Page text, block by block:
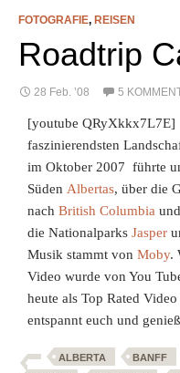
FOTOGRAFIE, REISEN
Roadtrip
28 Feb. ’08 5
[youtube
faszinierendsten
im Oktober 2007 führte
Süden Albertas, über die
nachBritish Columbia
die NationalparksJasper
Musik stammt vonMoby.
Video wurde von You
heute als Top Rated
entspannt euch und
ALBERTA BANFF